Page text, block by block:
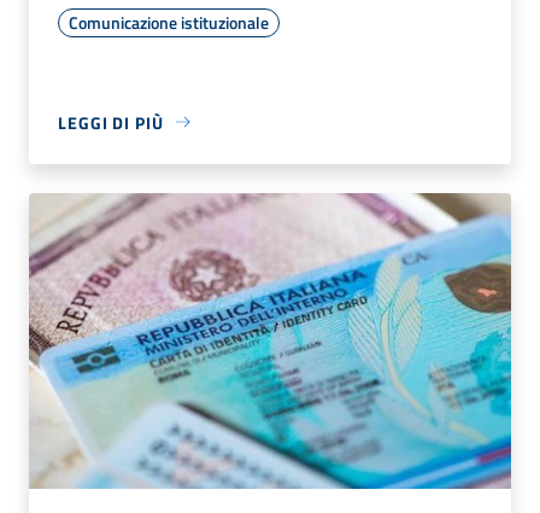
Comunicazione istituzionale
LEGGI DI PIÙ